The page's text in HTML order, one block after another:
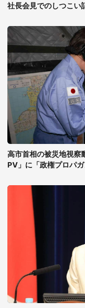
社長会見でのしつこい
高市首相の被災地視察
PV」に「政権プロパ